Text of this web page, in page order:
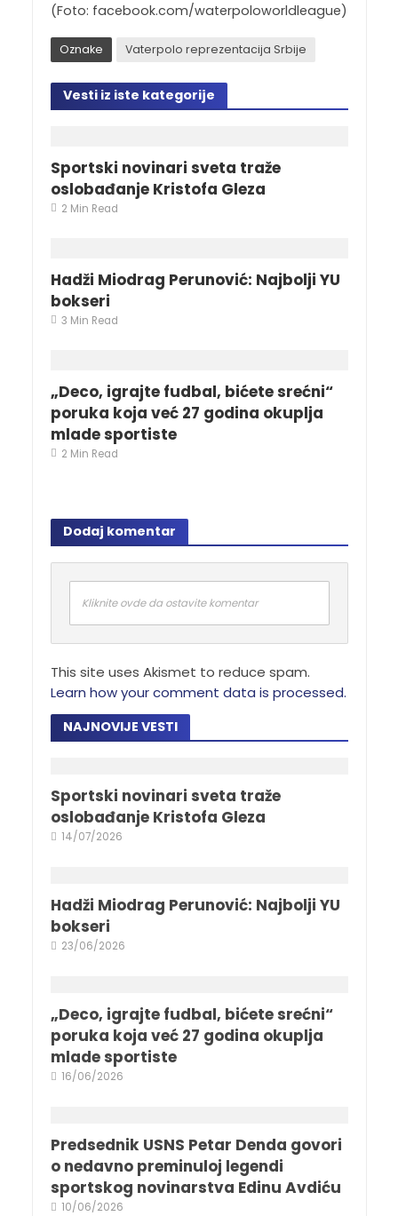
(Foto: facebook.com/waterpoloworldleague)
Oznake Vaterpolo reprezentacija Srbije
Vesti iz iste kategorije
Sportski novinari sveta traže
oslobađanje Kristofa Gleza
2 Min Read
Hadži Miodrag Perunović: Najbolji YU
bokseri
3 Min Read
„Deco, igrajte fudbal, bićete srećni“
poruka koja već 27 godina okuplja
mlade sportiste
2 Min Read
Dodaj komentar
Kliknite ovde da ostavite komentar
This site uses Akismet to reduce spam.
Learn how your comment data is processed.
NAJNOVIJE VESTI
Sportski novinari sveta traže
oslobađanje Kristofa Gleza
14/07/2026
Hadži Miodrag Perunović: Najbolji YU
bokseri
23/06/2026
„Deco, igrajte fudbal, bićete srećni“
poruka koja već 27 godina okuplja
mlade sportiste
16/06/2026
Predsednik USNS Petar Denda govori
o nedavno preminuloj legendi
sportskog novinarstva Edinu Avdiću
10/06/2026